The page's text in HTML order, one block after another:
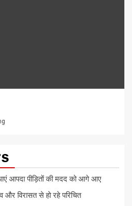
आपदा पीड़ितों की मदद को आगे आए
और विरासत से हो रहे परिचित